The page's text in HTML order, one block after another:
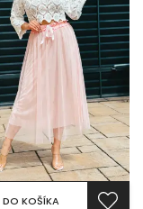
DO KOŠÍKA